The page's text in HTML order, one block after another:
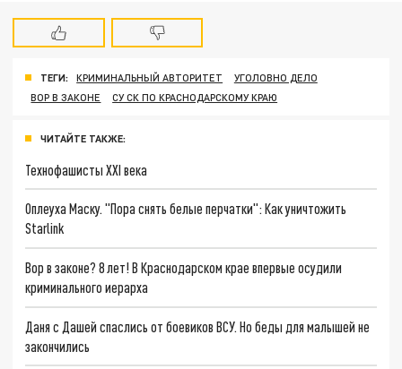
ТЕГИ: КРИМИНАЛЬНЫЙ АВТОРИТЕТ
УГОЛОВНО ДЕЛО
ВОР В ЗАКОНЕ
СУ СК ПО КРАСНОДАРСКОМУ КРАЮ
ЧИТАЙТЕ ТАКЖЕ:
Технофашисты XXI века
Оплеуха Маску. "Пора снять белые перчатки": Как уничтожить
Starlink
Вор в законе? 8 лет! В Краснодарском крае впервые осудили
криминального иерарха
Даня с Дашей спаслись от боевиков ВСУ. Но беды для малышей не
закончились